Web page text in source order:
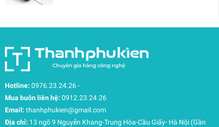
Hotline: 0976.23.24.26-
Mua buôn liên hệ: 0912.23.24.26
Email: thanhphukien@gmail.com
Địa chỉ: 13 ngõ 9 Nguyễn Khang-Trung Hòa-Cầu Giấy- Hà Nội (Gần